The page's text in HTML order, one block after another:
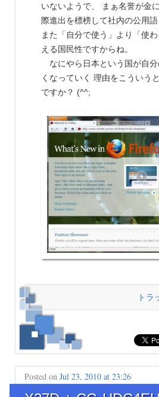
いないようで、 まぁ名誉が金
際進出を標榜して社内の公用語
また「自分で使う」より「使
える国民性ですからね。
なにやら日本という国が自
くなっていく 理由をこういう
ですか？ (^^;
トラ
Posted on Jul 23, 2010 at 23:26